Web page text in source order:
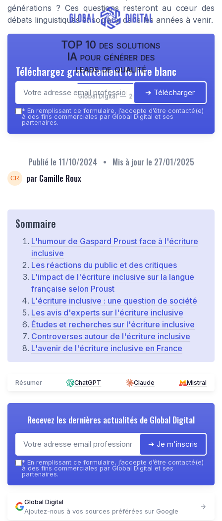
générations ? Ces questions resteront au cœur des
débats linguistiques et sociaux dans les années à venir.
TOP 10 des solutions
IA pour générer des
leads de qualité
Global Digital — 2026
Téléchargez gratuitement le livre blanc
➔ Télécharger
* En remplissant ce formulaire, j’accepte d’être contacté(e)
à des fins commerciales par Global Digital et ses
partenaires.
Publié le 11/10/2024 • Mis à jour le 27/01/2025
par Camille Roux
Sommaire
L'humour de Gaspard Proust face à l'écriture
inclusive
Les réactions du public et des critiques
L'impact de l'écriture inclusive sur la langue
française selon Proust
L'écriture inclusive : une question de société
Les avis d'experts sur l'écriture inclusive
Études et recherches sur l'écriture inclusive
Controverses autour de l'écriture inclusive
L'avenir de l'écriture inclusive en France
Résumer ChatGPT Claude Mistral
Recevez les dernières actualités de Global Digital
➔ Je m'inscris
* En remplissant ce formulaire, j’accepte d’être contacté(e)
à des fins commerciales par Global Digital et ses
partenaires.
Global Digital
Ajoutez-nous à vos sources préférées sur Google